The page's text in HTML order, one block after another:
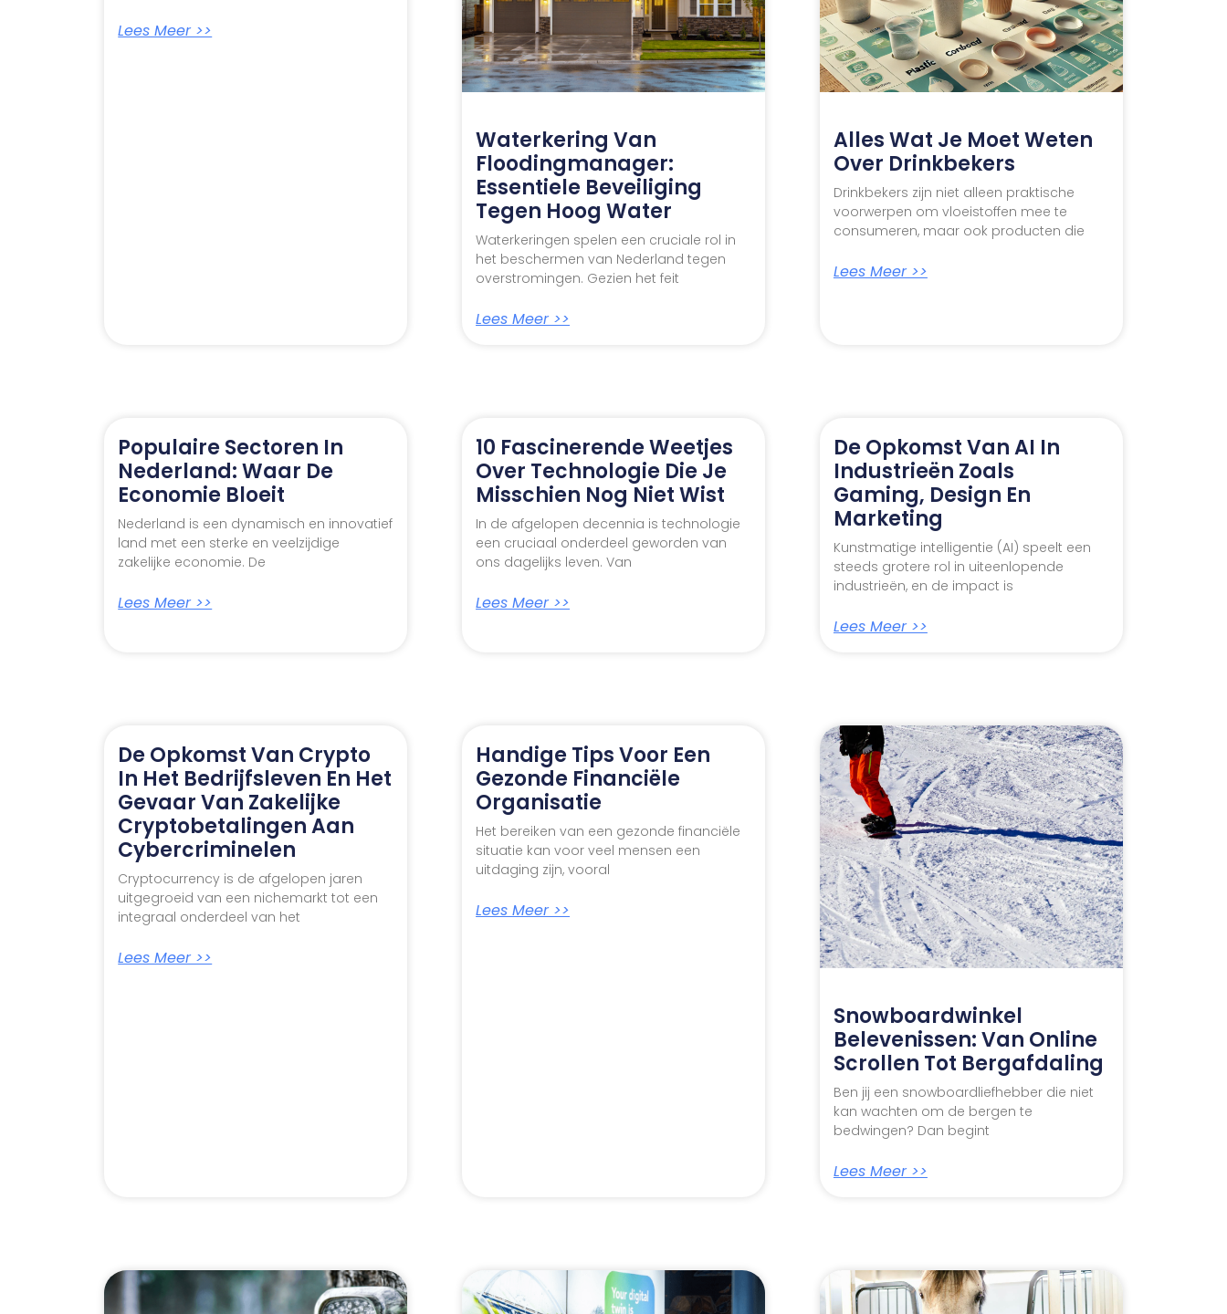
Lees Meer >>
Waterkering Van
Floodingmanager:
Essentiele Beveiliging
Tegen Hoog Water
Waterkeringen spelen een cruciale rol in
het beschermen van Nederland tegen
overstromingen. Gezien het feit
Lees Meer >>
Alles Wat Je Moet Weten
Over Drinkbekers
Drinkbekers zijn niet alleen praktische
voorwerpen om vloeistoffen mee te
consumeren, maar ook producten die
Lees Meer >>
Populaire Sectoren In
Nederland: Waar De
Economie Bloeit
Nederland is een dynamisch en innovatief
land met een sterke en veelzijdige
zakelijke economie. De
Lees Meer >>
10 Fascinerende Weetjes
Over Technologie Die Je
Misschien Nog Niet Wist
In de afgelopen decennia is technologie
een cruciaal onderdeel geworden van
ons dagelijks leven. Van
Lees Meer >>
De Opkomst Van AI In
Industrieën Zoals
Gaming, Design En
Marketing
Kunstmatige intelligentie (AI) speelt een
steeds grotere rol in uiteenlopende
industrieën, en de impact is
Lees Meer >>
De Opkomst Van Crypto
In Het Bedrijfsleven En Het
Gevaar Van Zakelijke
Cryptobetalingen Aan
Cybercriminelen
Cryptocurrency is de afgelopen jaren
uitgegroeid van een nichemarkt tot een
integraal onderdeel van het
Lees Meer >>
Handige Tips Voor Een
Gezonde Financiële
Organisatie
Het bereiken van een gezonde financiële
situatie kan voor veel mensen een
uitdaging zijn, vooral
Lees Meer >>
Snowboardwinkel
Belevenissen: Van Online
Scrollen Tot Bergafdaling
Ben jij een snowboardliefhebber die niet
kan wachten om de bergen te
bedwingen? Dan begint
Lees Meer >>